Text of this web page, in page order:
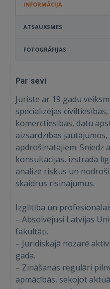
Ienākt
INFORMĀCIJA
ATSAUKSMES
FOTOGRĀFIJAS
Par sevi
Juriste ar 19 gadu
specializējas
komerctiesībās, datu
aizsardzības
apdrošinātājiem. Sniedz
konsultācijas, izstrādā
analizē riskus un
skaidrus risinājumus.
Izglītība un
– Absolvējusi Latvijas
fakultāti.
– Juridiskajā nozarē
gada.
– Zināšanas regulāri
apmācībās, sekojot